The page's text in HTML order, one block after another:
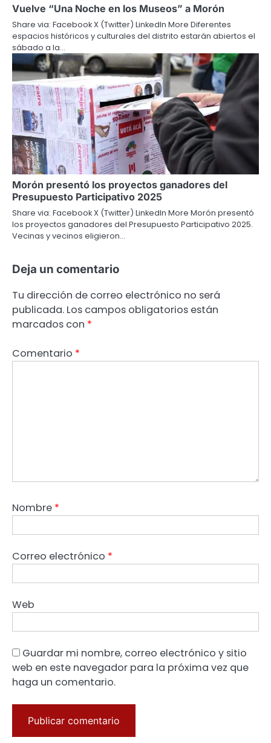
Vuelve “Una Noche en los Museos” a Morón
Share via: Facebook X (Twitter) LinkedIn More Diferentes
espacios históricos y culturales del distrito estarán abiertos el
sábado a la…
Morón presentó los proyectos ganadores del
Presupuesto Participativo 2025
Share via: Facebook X (Twitter) LinkedIn More Morón presentó
los proyectos ganadores del Presupuesto Participativo 2025.
Vecinas y vecinos eligieron…
Deja un comentario
Tu dirección de correo electrónico no será
publicada. Los campos obligatorios están
marcados con *
Comentario *
Nombre *
Correo electrónico *
Web
Guardar mi nombre, correo electrónico y sitio
web en este navegador para la próxima vez que
haga un comentario.